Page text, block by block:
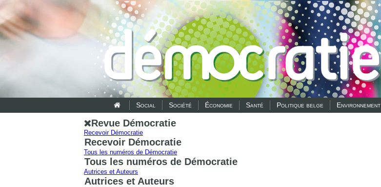
Social Société Économie Santé Politique belge Environnement
Revue Démocratie
Recevoir Démocratie
Recevoir Démocratie
Tous les numéros de Démocratie
Tous les numéros de Démocratie
Autrices et Auteurs
Autrices et Auteurs